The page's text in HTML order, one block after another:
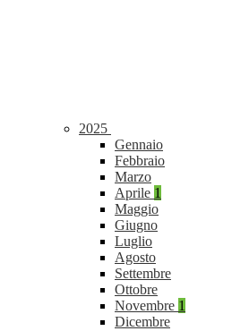
2025
Gennaio
Febbraio
Marzo
Aprile 1
Maggio
Giugno
Luglio
Agosto
Settembre
Ottobre
Novembre 1
Dicembre